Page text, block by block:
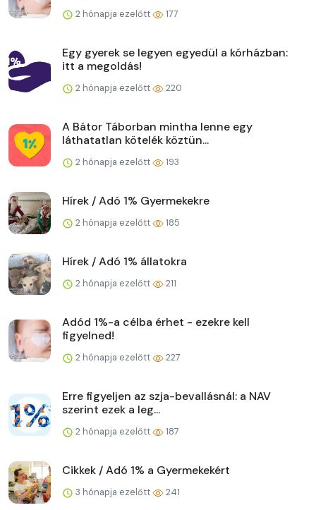
2 hónapja ezelőtt 177
Egy gyerek se legyen egyedül a kórházban:
itt a megoldás!
2 hónapja ezelőtt 220
A Bátor Táborban mintha lenne egy
láthatatlan kötelék köztün...
2 hónapja ezelőtt 193
Hírek / Adó 1% Gyermekekre
2 hónapja ezelőtt 185
Hírek / Adó 1% állatokra
2 hónapja ezelőtt 211
Adód 1%-a célba érhet - ezekre kell
figyelned!
2 hónapja ezelőtt 227
Erre figyeljen az szja-bevallásnál: a NAV
szerint ezek a leg...
2 hónapja ezelőtt 187
Cikkek / Adó 1% a Gyermekekért
3 hónapja ezelőtt 241